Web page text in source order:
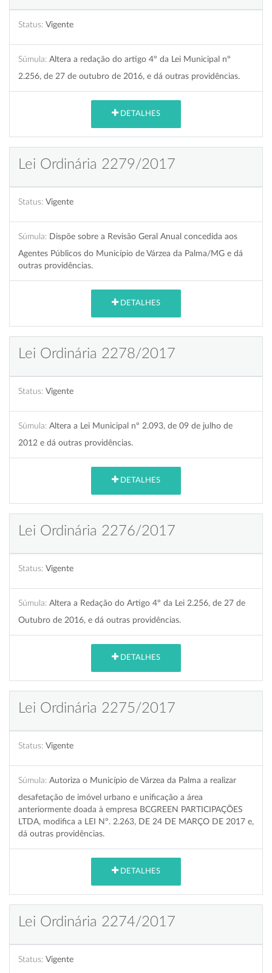
Status: Vigente
Súmula: Altera a redação do artigo 4º da Lei Municipal nº
2.256, de 27 de outubro de 2016, e dá outras providências.
DETALHES
Lei Ordinária 2279/2017
Status: Vigente
Súmula: Dispõe sobre a Revisão Geral Anual concedida aos
Agentes Públicos do Município de Várzea da Palma/MG e dá
outras providências.
DETALHES
Lei Ordinária 2278/2017
Status: Vigente
Súmula: Altera a Lei Municipal nº 2.093, de 09 de julho de
2012 e dá outras providências.
DETALHES
Lei Ordinária 2276/2017
Status: Vigente
Súmula: Altera a Redação do Artigo 4º da Lei 2.256, de 27 de
Outubro de 2016, e dá outras providências.
DETALHES
Lei Ordinária 2275/2017
Status: Vigente
Súmula: Autoriza o Município de Várzea da Palma a realizar
desafetação de imóvel urbano e unificação a área
anteriormente doada à empresa BCGREEN PARTICIPAÇÕES
LTDA, modifica a LEI Nº. 2.263, DE 24 DE MARÇO DE 2017 e,
dá outras providências.
DETALHES
Lei Ordinária 2274/2017
Status: Vigente